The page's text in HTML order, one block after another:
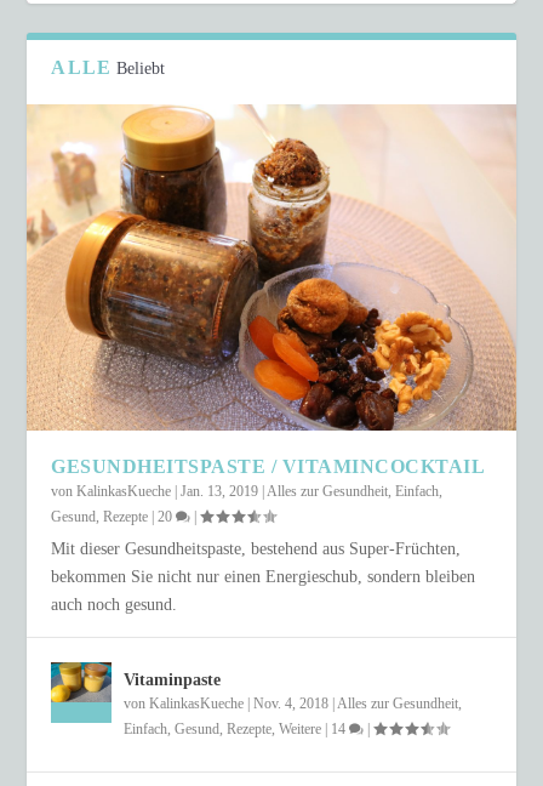
SCHNELLER COUSCOUS-SALAT IN NUR 15
MINUTEN
ALLE Beliebt
GESUNDHEITSPASTE / VITAMINCOCKTAIL
vonKalinkasKueche |Jan. 13, 2019 |Alles zur Gesundheit,Einfach,
Gesund,Rezepte |20 |
Mit dieser Gesundheitspaste, bestehend aus Super-Früchten,
bekommen Sie nicht nur einen Energieschub, sondern bleiben
auch noch gesund.
Vitaminpaste
vonKalinkasKueche |Nov. 4, 2018 |Alles zur Gesundheit,
Einfach,Gesund,Rezepte,Weitere 14 |